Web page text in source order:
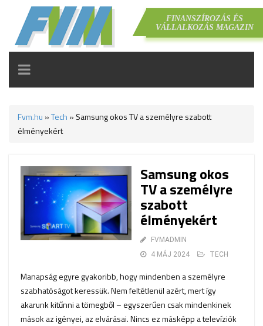
FINANSZÍROZÁS ÉS
VÁLLALKOZÁS MAGAZIN
TOGGLE
NAVIGATION
Fvm.hu »Tech » Samsung okos TV a személyre szabott
élményekért
Samsung okos
TV a személyre
szabott
élményekért
FVMADMIN
4 MÁJ 2024
TECH
Manapság egyre gyakoribb, hogy mindenben a személyre
szabhatóságot keressük. Nem feltétlenül azért, mert így
akarunk kitűnni a tömegből – egyszerűen csak mindenkinek
mások az igényei, az elvárásai. Nincs ez másképp a televíziók